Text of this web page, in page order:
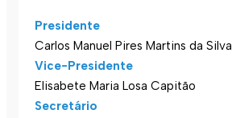
Presidente
Carlos Manuel Pires Martins da Silva
Vice-Presidente
Elisabete Maria Losa Capitão
Secretário